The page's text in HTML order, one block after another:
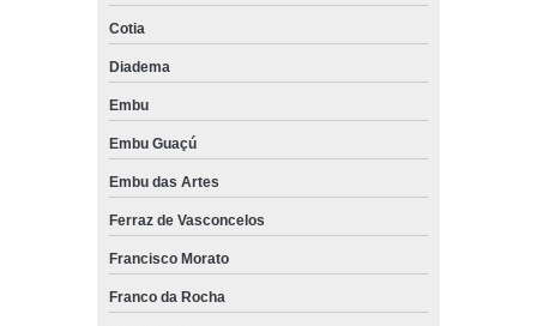
Cotia
Diadema
Embu
Embu Guaçú
Embu das Artes
Ferraz de Vasconcelos
Francisco Morato
Franco da Rocha